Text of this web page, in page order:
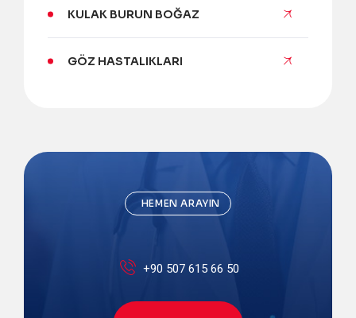
KULAK BURUN BOĞAZ
GÖZ HASTALIKLARI
HEMEN ARAYIN
+90 507 615 66 50